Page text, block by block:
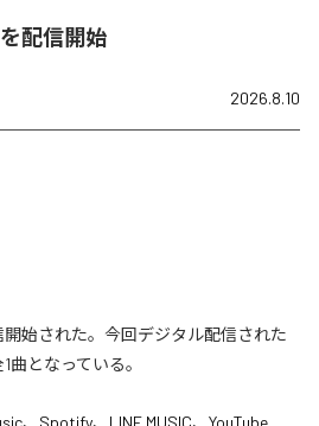
を配信開始
2026.8.10
開始された。今回デジタル配信された
曲となっている。
、 Spotify、 LINE MUSIC、 YouTube